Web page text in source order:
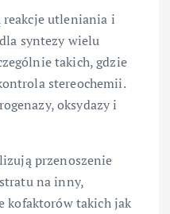
reakcje utleniania i
syntezy wielu
takich, gdzie
stereochemii.
oksydazy i
przenoszenie
na inny,
kofaktorów takich jak